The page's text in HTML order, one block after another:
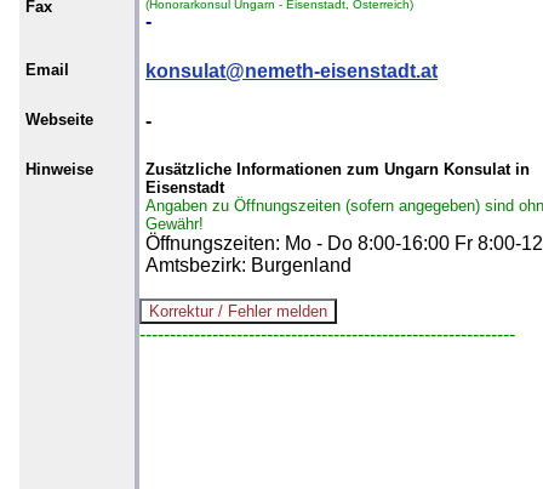
Fax (Honorarkonsul Ungarn - Eisenstadt, Österreich)
-
Email konsulat@nemeth-eisenstadt.at
Webseite -
Hinweise
Zusätzliche Informationen zum Ungarn Konsulat in
Eisenstadt
Angaben zu Öffnungszeiten (sofern angegeben) sind
Gewähr!
Öffnungszeiten: Mo - Do 8:00-16:00 Fr 8:00-
Amtsbezirk: Burgenland
--------------------------------------------------------------